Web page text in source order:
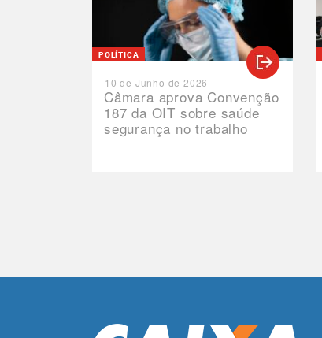
Câmara aprova Convenção
187 da OIT sobre saúde
segurança no trabalho
POLÍTICA
10 de Junho de 2026